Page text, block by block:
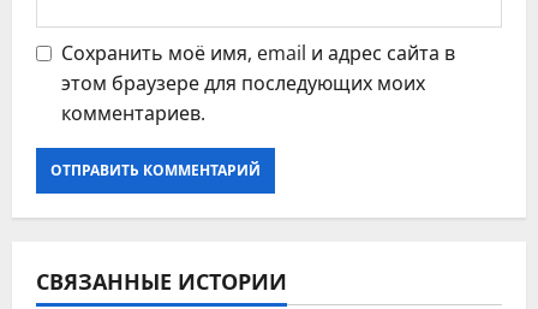
Сохранить моё имя, email и адрес сайта в
этом браузере для последующих моих
комментариев.
СВЯЗАННЫЕ ИСТОРИИ